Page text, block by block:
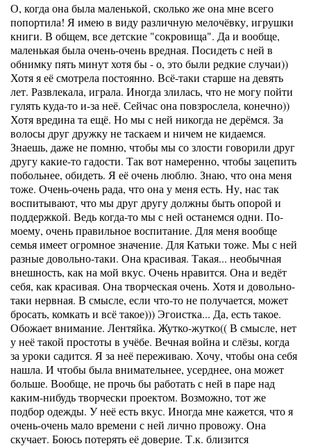
О, когда она была маленькой, сколько же она мне всего
попортила! Я имею в виду различную мелочёвку, игрушки
книги. В общем, все детские "сокровища". Да и вообще,
маленькая была очень-очень вредная. Посидеть с ней в
обнимку пять минут хотя бы - о, это были редкие случаи))
Хотя я её смотрела постоянно. Всё-таки старше на девять
лет. Развлекала, играла. Иногда злилась, что не могу пойти
гулять куда-то и-за неё. Сейчас она повзрослела, конечно))
Хотя вредина та ещё. Но мы с ней никогда не дерёмся. За
волосы друг дружку не таскаем и ничем не кидаемся.
Знаешь, даже не помню, чтобы мы со злости говорили друг
другу какие-то гадости. Так вот намеренно, чтобы зацепить
побольнее, обидеть. Я её очень люблю. Знаю, что она меня
тоже. Очень-очень рада, что она у меня есть. Ну, нас так
воспитывают, что мы друг другу должны быть опорой и
поддержкой. Ведь когда-то мы с ней останемся одни. По-
моему, очень правильное воспитание. Для меня вообще
семья имеет огромное значение. Для Катьки тоже. Мы с ней
разные довольно-таки. Она красивая. Такая... необычная
внешность, как на мой вкус. Очень нравится. Она и ведёт
себя, как красивая. Она творческая очень. Хотя и довольно-
таки нервная. В смысле, если что-то не получается, может
бросать, комкать и всё такое))) Эгоистка... Да, есть такое.
Обожает внимание. Лентяйка. Жутко-жутко(( В смысле, нет
у неё такой простоты в учёбе. Вечная война и слёзы, когда
за уроки садится. Я за неё переживаю. Хочу, чтобы она себя
нашла. И чтобы была внимательнее, усерднее, она может
больше. Вообще, не прочь бы работать с ней в паре над
каким-нибудь творчески проектом. Возможно, тот же
подбор одежды. У неё есть вкус. Иногда мне кажется, что я
очень-очень мало времени с ней лично провожу. Она
скучает. Боюсь потерять её доверие. Т.к. близится